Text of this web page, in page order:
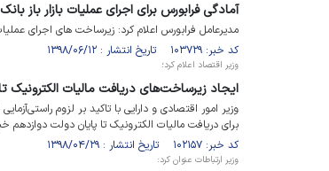
آمادگی فرابورس برای اجرای عملیات بازار باز
مدیرعامل فرابورس اعلام کرد: زیرساخت های اجرای
کد خبر: ۱۰۳۷۲۹ تاریخ انتشار : ۱۳۹۸/۰۶/۱۲
وزیر اقتصاد اعلام کرد؛
ایجاد زیرساخت‌های دریافت مالیات الکترونیک
وزیر امور اقتصادی و دارایی با تاکید بر لزوم
برای دریافت مالیات الکترونیک تا پایان دولت دوازدهم
کد خبر: ۱۰۲۱۵۷ تاریخ انتشار : ۱۳۹۸/۰۴/۲۹
وزیر ارتباطات عنوان کرد: